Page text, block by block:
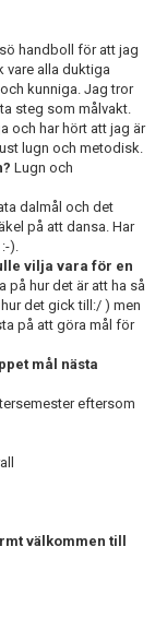
handboll för att jag
vare alla duktiga
kunniga. Jag tror
steg som målvakt.
och har hört att jag är
lugn och metodisk.
Lugn och
dalmål och det
på att dansa. Har
).
vilja vara för en
på hur det är att ha så
det gick till:/ ) men
på att göra mål för
mål nästa
eftersom
välkommen till